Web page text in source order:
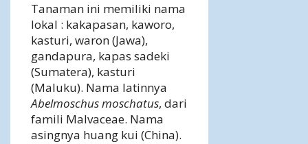
Tanaman ini memiliki nama
lokal : kakapasan, kaworo,
kasturi, waron (Jawa),
gandapura, kapas sadeki
(Sumatera), kasturi
(Maluku). Nama latinnya
Abelmoschus moschatus, dari
famili Malvaceae. Nama
asingnya huang kui (China).